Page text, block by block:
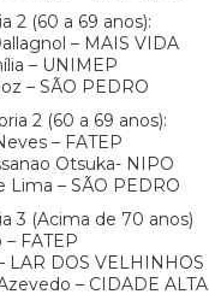
2 (60 a 69 anos):
– MAIS VIDA
– UNIMEP
– SÃO PEDRO
2 (60 a 69 anos):
– FATEP
Otsuka- NIPO
Lima – SÃO PEDRO
3 (Acima de 70 anos)
– FATEP
LAR DOS VELHINHOS
– CIDADE ALTA